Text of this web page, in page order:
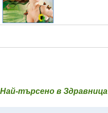
Най-търсено в Здравница